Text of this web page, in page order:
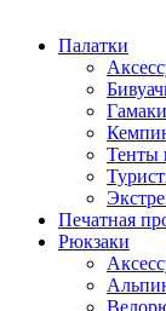
Палатки
Гамаки
Тенты
Печатная
Рюкзаки